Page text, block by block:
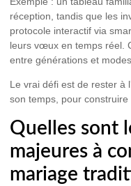
réception, tandis que les
protocole interactif via
leurs vœux en temps réel.
entre générations et
Le vrai défi est de rester à
son temps, pour
Quelles sont
majeures à
mariage